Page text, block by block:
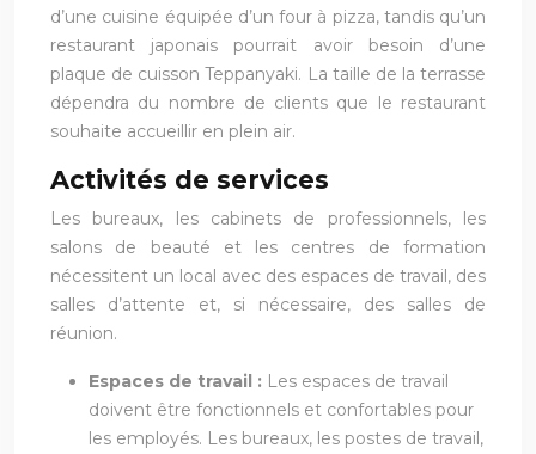
d’une cuisine équipée d’un four à pizza, tandis qu’un
restaurant japonais pourrait avoir besoin d’une
plaque de cuisson Teppanyaki. La taille de la terrasse
dépendra du nombre de clients que le restaurant
souhaite accueillir en plein air.
Activités de services
Les bureaux, les cabinets de professionnels, les
salons de beauté et les centres de formation
nécessitent un local avec des espaces de travail, des
salles d’attente et, si nécessaire, des salles de
réunion.
Espaces de travail : Les espaces de travail
doivent être fonctionnels et confortables pour
les employés. Les bureaux, les postes de travail,